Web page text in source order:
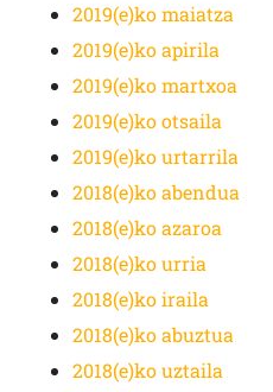
2019(e)ko maiatza
2019(e)ko apirila
2019(e)ko martxoa
2019(e)ko otsaila
2019(e)ko urtarrila
2018(e)ko abendua
2018(e)ko azaroa
2018(e)ko urria
2018(e)ko iraila
2018(e)ko abuztua
2018(e)ko uztaila